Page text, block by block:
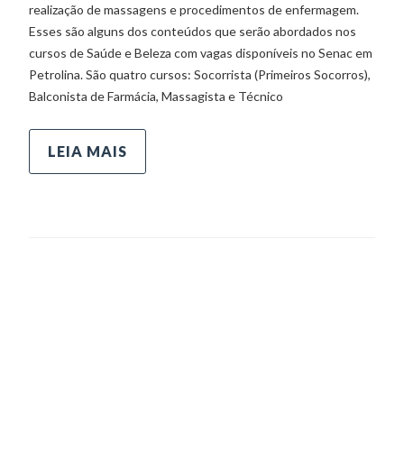
realização de massagens e procedimentos de enfermagem.
Esses são alguns dos conteúdos que serão abordados nos
cursos de Saúde e Beleza com vagas disponíveis no Senac em
Petrolina. São quatro cursos: Socorrista (Primeiros Socorros),
Balconista de Farmácia, Massagista e Técnico
LEIA MAIS